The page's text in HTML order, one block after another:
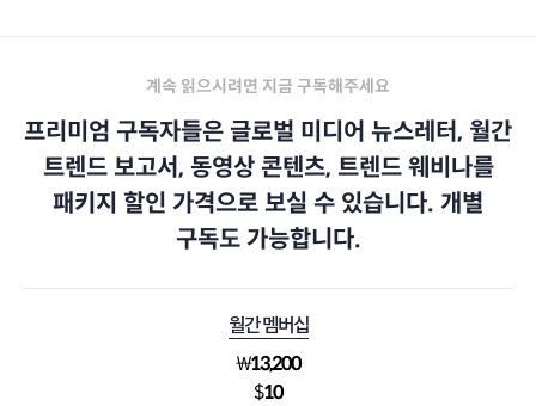
계속 읽으시려면 지금 구독해주세요
프리미엄 구독자들은 글로벌 미디어 뉴스레터, 월간
트렌드 보고서, 동영상 콘텐츠, 트렌드 웨비나를
패키지 할인 가격으로 보실 수 있습니다. 개별
구독도 가능합니다.
월간 멤버십
₩13,200
$10